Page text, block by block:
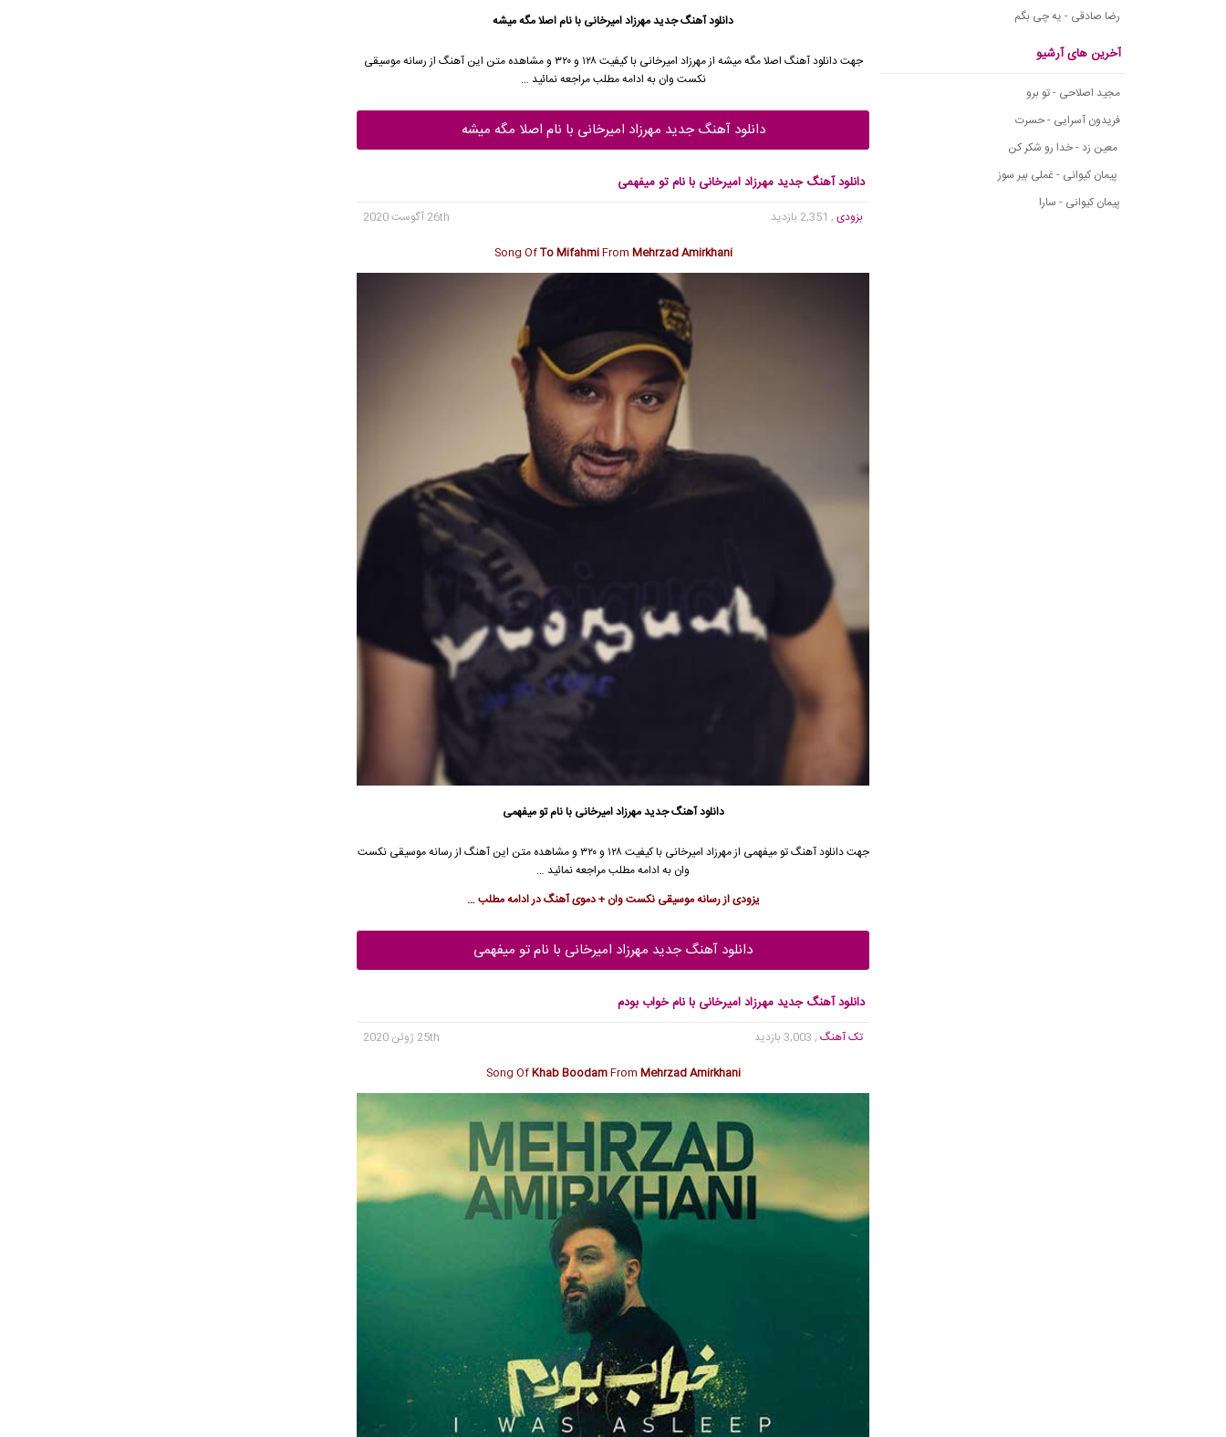
رضا صادقی - یه چی بگم
آخرین های آرشیو
مجید اصلاحی - تو برو
فریدون آسرایی - حسرت
معین زد - خدا رو شکر کن
پیمان کیوانی - غملی بیر سوز
پیمان کیوانی - سارا
دانلود آهنگ جدیدمهرزاد امیرخانی با نام اصلا مگه میشه
جهت دانلود آهنگ اصلا مگه میشه ازمهرزاد امیرخانی
با کیفیت ۱۲۸ و ۳۲۰ و مشاهده متن این آهنگ از رسانه موسیقی
نکست وان به ادامه مطلب مراجعه نمائید …
دانلود آهنگ جدید مهرزاد امیرخانی با نام اصلا مگه میشه
دانلود آهنگ جدید مهرزاد امیرخانی با نام تو میفهمی
بزودی, 2,351 بازدید
26th آگوست 2020
Song OfTo MifahmiFrom Mehrzad Amirkhani
دانلود آهنگ جدیدمهرزاد امیرخانی با نام تو میفهمی
جهت دانلود آهنگ تو میفهمی ازمهرزاد امیرخانی
با کیفیت ۱۲۸ و ۳۲۰ و مشاهده متن این آهنگ از رسانه موسیقی نکست
وان به ادامه مطلب مراجعه نمائید …
یزودی از رسانه موسیقی نکست وان + دموی آهنگ در ادامه مطلب …
دانلود آهنگ جدید مهرزاد امیرخانی با نام تو میفهمی
دانلود آهنگ جدید مهرزاد امیرخانی با نام خواب بودم
تک آهنگ, 3,003 بازدید
25th ژوئن 2020
Song OfKhab BoodamFrom Mehrzad Amirkhani